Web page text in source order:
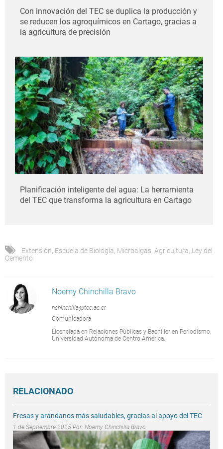
Con innovación del TEC se duplica la producción y
se reducen los agroquímicos en Cartago, gracias a
la agricultura de precisión
Planificación inteligente del agua: La herramienta
del TEC que transforma la agricultura en Cartago
Extensión Escuela de Biología Microalgas Agricultura Ley del
Cemento
Noemy Chinchilla Bravo
nchinchilla@tec.ac.cr
Comunicadora
Licenciada en Relaciones Públicas y Bachiller en Periodismo,
Universidad Autónoma de Centro América.
RELACIONADO
Fresas y arándanos más saludables, gracias al apoyo del TEC
1 de Septiembre 2025 Por: Noemy Chinchilla Bravo